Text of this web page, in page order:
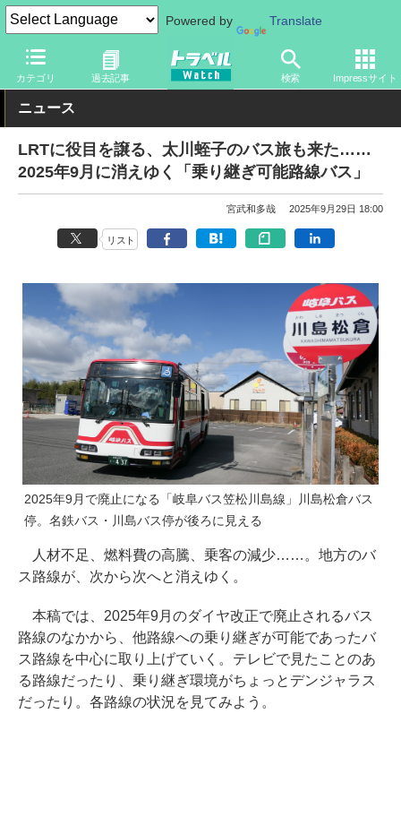
Powered by Translate
カテゴリ 過去記事 検索 Impressサイト
トラベル Watch 旅の方法 バス旅 路線バス
ニュース
LRTに役目を譲る、太川蛭子のバス旅も来た……
2025年9月に消えゆく「乗り継ぎ可能路線バス」
宮武和多哉 2025年9月29日 18:00
リスト
2025年9月で廃止になる「岐阜バス笠松川島線」川島松倉バス
停。名鉄バス・川島バス停が後ろに見える
人材不足、燃料費の高騰、乗客の減少……。地方のバ
ス路線が、次から次へと消えゆく。
本稿では、2025年9月のダイヤ改正で廃止されるバス
路線のなかから、他路線への乗り継ぎが可能であったバ
ス路線を中心に取り上げていく。テレビで見たことのあ
る路線だったり、乗り継ぎ環境がちょっとデンジャラス
だったり。各路線の状況を見てみよう。